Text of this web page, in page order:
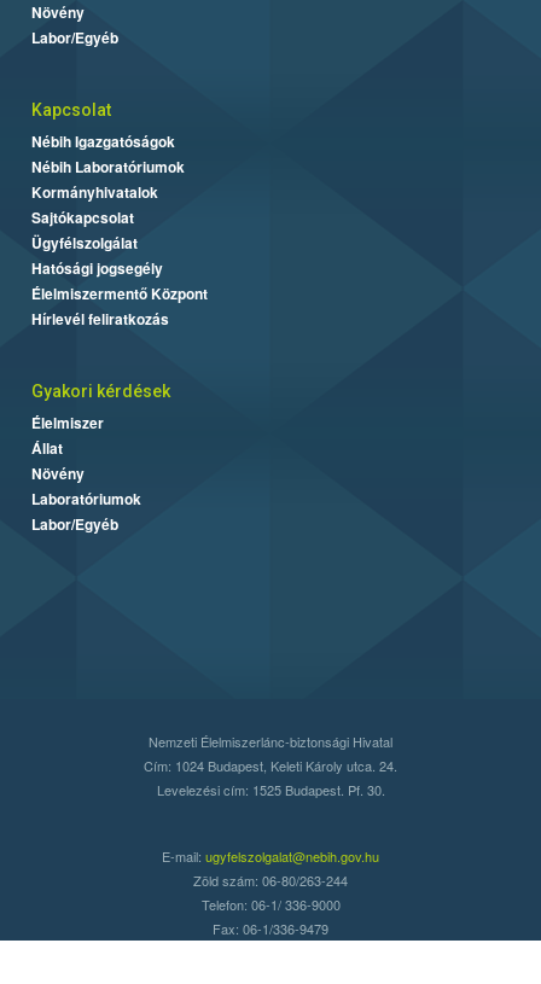
Növény
Labor/Egyéb
Kapcsolat
Nébih Igazgatóságok
Nébih Laboratóriumok
Kormányhivatalok
Sajtókapcsolat
Ügyfélszolgálat
Hatósági jogsegély
Élelmiszermentő Központ
Hírlevél feliratkozás
Gyakori kérdések
Élelmiszer
Állat
Növény
Laboratóriumok
Labor/Egyéb
Nemzeti Élelmiszerlánc-biztonsági Hivatal
Cím: 1024 Budapest, Keleti Károly utca. 24.
Levelezési cím: 1525 Budapest. Pf. 30.
E-mail: ugyfelszolgalat@nebih.gov.hu
Zöld szám: 06-80/263-244
Telefon: 06-1/ 336-9000
Fax: 06-1/336-9479